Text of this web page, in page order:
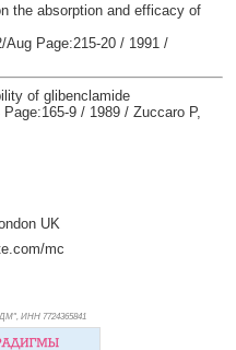
the absorption and efficacy of
Aug Page:215-20 / 1991 /
of glibenclamide
9 / 1989 / Zuccaro P,
UK
mc
ИНН 7724365841